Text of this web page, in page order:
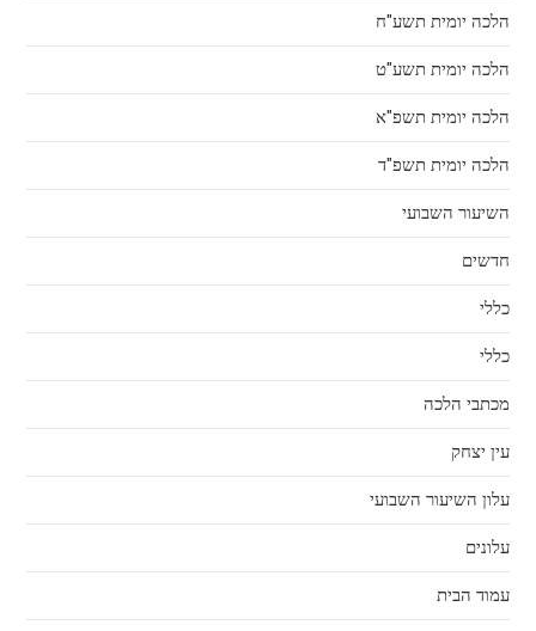
הלכה יומית תשע"ח
הלכה יומית תשע"ט
הלכה יומית תשפ"א
הלכה יומית תשפ"ד
השיעור השבועי
חדשים
כללי
כללי
מכתבי הלכה
עין יצחק
עלון השיעור השבועי
עלונים
עמוד הבית